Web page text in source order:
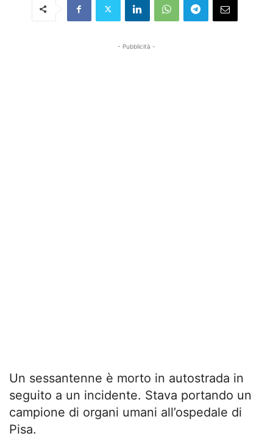
- Pubblicità -
Un sessantenne è morto in autostrada in
seguito a un incidente. Stava portando un
campione di organi umani all’ospedale di
Pisa.